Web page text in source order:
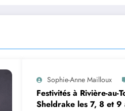
Sophie-Anne Mailloux
Festivités à Rivière-au-
Sheldrake les 7, 8 et 9